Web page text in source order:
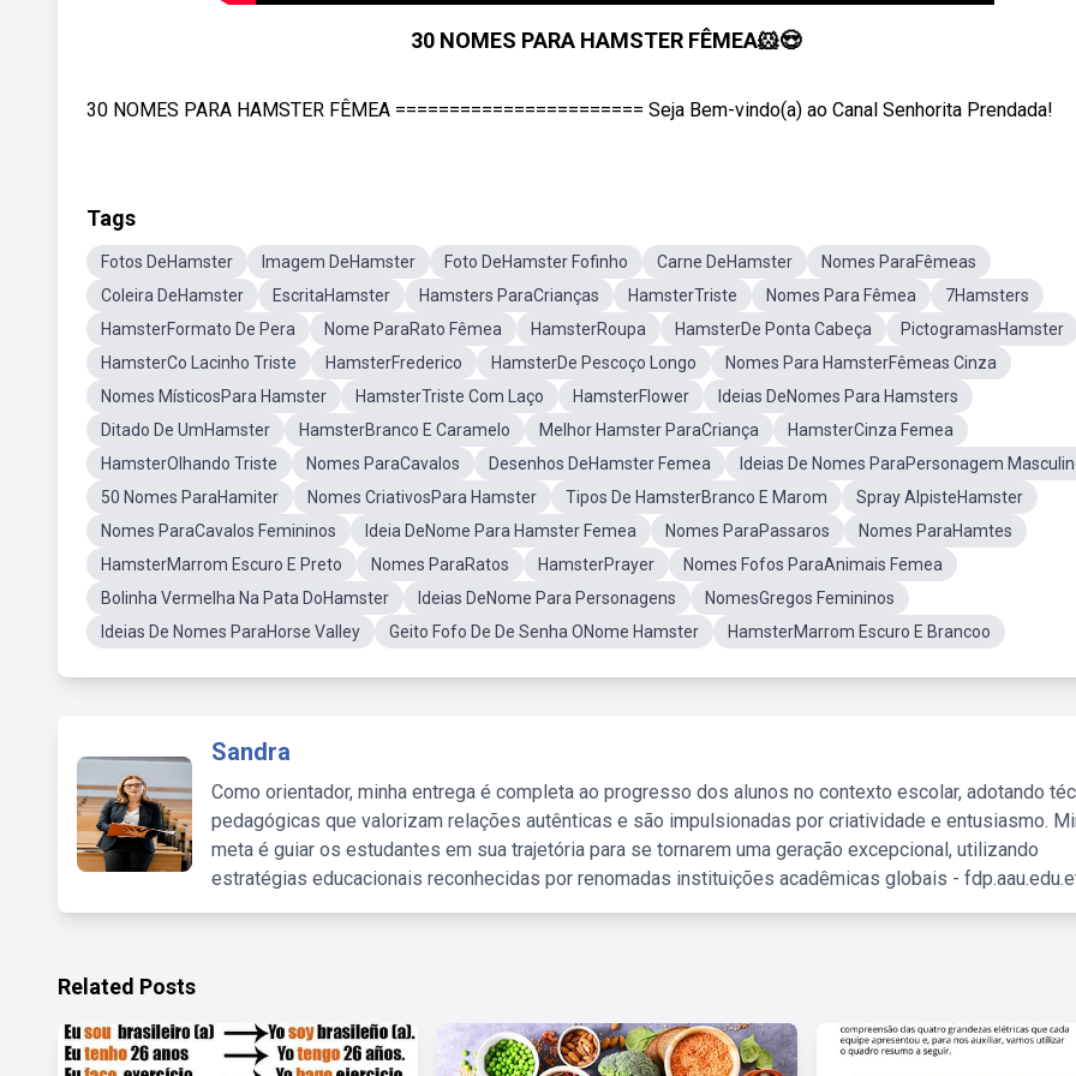
30 NOMES PARA HAMSTER FÊMEA🐹😍
30 NOMES PARA HAMSTER FÊMEA ======================= Seja Bem-vindo(a) ao Canal Senhorita Prendada!
Tags
Fotos DeHamster Imagem DeHamster Foto DeHamster Fofinho Carne DeHamster
Nomes ParaFêmeas
Coleira DeHamster
EscritaHamster Hamsters ParaCrianças HamsterTriste Nomes Para Fêmea
7Hamsters
HamsterFormato De Pera
Nome ParaRato Fêmea HamsterRoupa HamsterDe Ponta Cabeça
PictogramasHamster
HamsterCo Lacinho Triste
HamsterFrederico HamsterDe Pescoço Longo
Nomes Para HamsterFêmeas Cinza
Nomes MísticosPara Hamster
HamsterTriste Com Laço HamsterFlower
Ideias DeNomes Para Hamsters
Ditado De UmHamster
HamsterBranco E Caramelo Melhor Hamster ParaCriança
HamsterCinza Femea
HamsterOlhando Triste
Nomes ParaCavalos Desenhos DeHamster Femea
Ideias De Nomes ParaPersonagem
50 Nomes ParaHamiter
Nomes CriativosPara Hamster Tipos De HamsterBranco E Marom
Spray AlpisteHamster
Nomes ParaCavalos Femininos
Ideia DeNome Para Hamster Femea Nomes ParaPassaros
Nomes ParaHamtes
HamsterMarrom Escuro E Preto
Nomes ParaRatos HamsterPrayer
Nomes Fofos ParaAnimais Femea
Bolinha Vermelha Na Pata DoHamster
Ideias DeNome Para Personagens
NomesGregos Femininos
Ideias De Nomes ParaHorse Valley
Geito Fofo De De Senha ONome Hamster HamsterMarrom Escuro E Brancoo
Sandra
Como orientador, minha entrega é completa ao progresso dos alunos no contexto escolar, adotando
pedagógicas que valorizam relações autênticas e são impulsionadas por criatividade e entusiasmo.
meta é guiar os estudantes em sua trajetória para se tornarem uma geração excepcional, utilizando
estratégias educacionais reconhecidas por renomadas instituições acadêmicas globais -
Related Posts